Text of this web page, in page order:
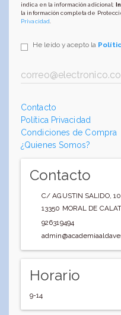
indica en la información adicional;
la información completa de
Privacidad
He leído y acepto la
Contacto
Política Privacidad
Condiciones de Compra
¿Quienes Somos?
Contacto
C/ AGUSTIN SALIDO, 10
13350 MORAL DE
926319494
Horario
9-14